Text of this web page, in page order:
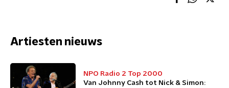
Artiesten nieuws
NPO Radio 2 Top 2000
Van Johnny Cash tot Nick & Simon: